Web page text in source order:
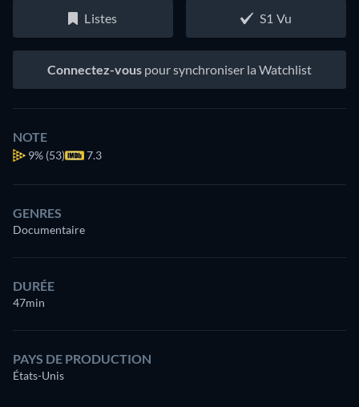
Listes S1 Vu
Connectez-vous pour synchroniser la Watchlist
NOTE
9% (53) 7.3
GENRES
Documentaire
DURÉE
47min
PAYS DE PRODUCTION
États-Unis